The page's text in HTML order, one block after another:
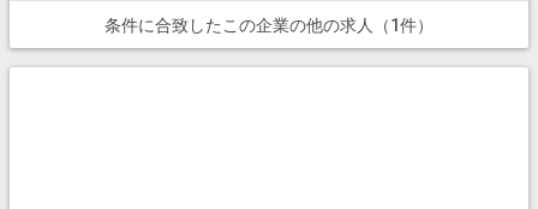
条件に合致したこの企業の他の求人（1件）